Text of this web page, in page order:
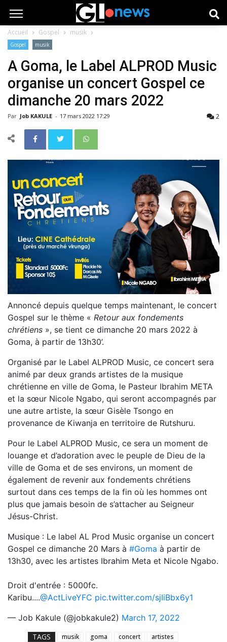
Accueil Gospel musik
Gospel musik
A Goma, le Label ALPROD Music
organise un concert Gospel ce
dimanche 20 mars 2022
Par Job KAKULE - 17 mars 2022 17:29 2
Annoncé depuis quelque temps maintenant, le concert
Gospel sur le thème « Retour aux fondements
chrétiens », se tient ce dimanche 20 mars 2022 à
Goma, à partir de 13h30’.
Organisé par le Label ALPROD Music, ce concert sera
animé par deux grands artistes de la musique
chrétienne en ville de Goma, le Pasteur Ibrahim META
et la sœur Nicole Ngabo, qui seront accompagnés par
une autre artiste, la sœur Gisèle Tsongo en
provenance de Kiwanja en territoire de Rutshuru.
Pour le Label ALPROD Music, ce sera un moment de
louange et d’adoration avec le peuple de Dieu de la
ville de Goma et de ses environs, un moment de
également de revenir aux fondements chrétiens
surtout dans ces temps de la fin où les hommes ont
plus que jamais besoin de s’attacher au Seigneur
Jésus-Christ.
Musique : Le label AL Prod Music organise un concert
Gospel ce dimanche 20 Mars à #Goma à partir de
13h30, avec les artistes Ibrahim Meta et Nicole Ngabo.
Droit d'entrée : 5000fc.
Karibu....@ActLiveYFC pic.twitter.com/sjIiBbx6y1
— Job Kakule (@jobkakule2) March 17, 2022
TAGS musik goma concert artistes